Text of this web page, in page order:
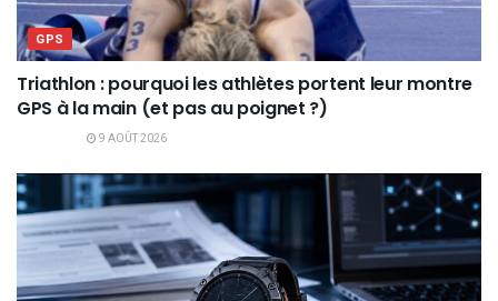
GPS
Triathlon : pourquoi les athlètes portent leur montre
GPS à la main (et pas au poignet ?)
9 AOÛT 2026